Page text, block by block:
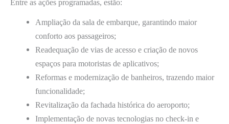
Entre as ações programadas, estão:
Ampliação da sala de embarque, garantindo maior
conforto aos passageiros;
Readequação de vias de acesso e criação de novos
espaços para motoristas de aplicativos;
Reformas e modernização de banheiros, trazendo maior
funcionalidade;
Revitalização da fachada histórica do aeroporto;
Implementação de novas tecnologias no check-in e